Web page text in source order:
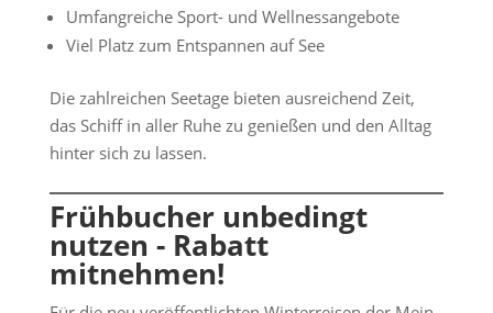
Umfangreiche Sport- und Wellnessangebote
Viel Platz zum Entspannen auf See
Die zahlreichen Seetage bieten ausreichend Zeit,
das Schiff in aller Ruhe zu genießen und den Alltag
hinter sich zu lassen.
Frühbucher unbedingt
nutzen - Rabatt
mitnehmen!